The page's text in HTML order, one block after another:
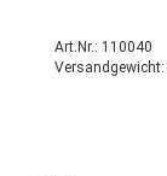
Art.Nr.: 110040
Versandgewicht: